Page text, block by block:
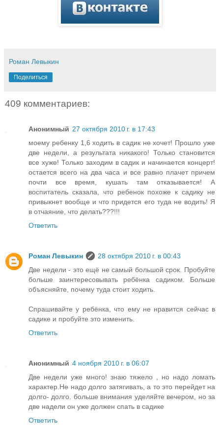
Роман Левыкин
Поделиться
409 комментариев:
Анонимный 27 октября 2010 г. в 17:43
моему ребенку 1,6 ходить в садик не хочет! Прошло уже
две недели, а результата никакого! Только становится
все хуже! Только заходим в садик и начинается концерт!
остается всего на два часа и все равно плачет причем
почти все время, кушать там отказывается! А
воспитатель сказала, что ребенок похоже к садику не
привыкнет вообще и что придется его туда не водить! Я
в отчаяние, что делать???!!!
Ответить
Роман Левыкин
28 октября 2010 г. в 00:43
Две недели - это ещё не самый большой срок. Пробуйте
больше заинтересовывать ребёнка садиком. Больше
объясняйте, почему туда стоит ходить.
Спрашивайте у ребёнка, что ему не нравится сейчас в
садике и пробуйте это изменить.
Ответить
Анонимный 4 ноября 2010 г. в 06:07
Две недели уже много! знаю тяжело , но надо ломать
характер.Не надо долго затягивать, а то это перейдет на
долго- долго. больше внимания уделяйте вечером, но за
две надели он уже должен спать в садике
Ответить